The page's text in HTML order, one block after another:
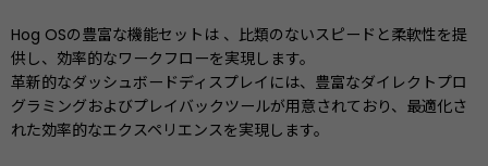
Hog OSの豊富な機能セットは 、比類のないスピードと柔軟性を提
供し、効率的なワークフローを実現します。
革新的なダッシュボードディスプレイには、豊富なダイレクトプロ
グラミングおよびプレイバックツールが用意されており、最適化さ
れた効率的なエクスペリエンスを実現します。